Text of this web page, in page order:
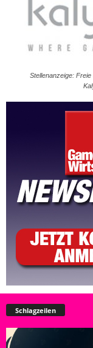
Stellenanzeige:
Schlagzeilen